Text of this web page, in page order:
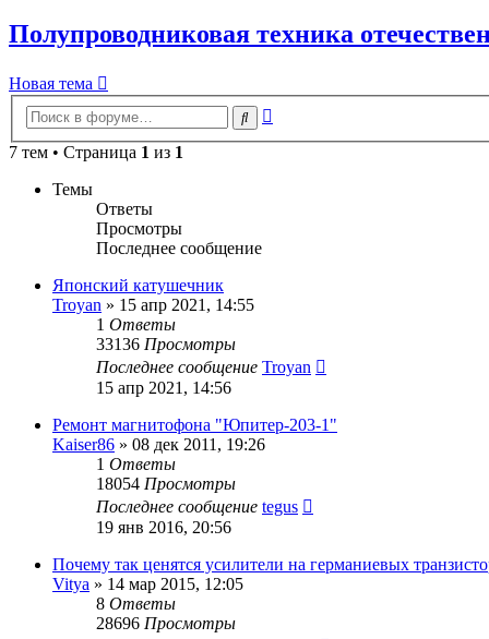
Полупроводниковая техника
Новая тема
Поиск
7 тем • Страница 1 из 1
Темы
Ответы
Просмотры
Последнее сообщение
Японский катушечник
Troyan » 15 апр 2021, 14:55
1 Ответы
33136 Просмотры
Последнее сообщение Troyan
15 апр 2021, 14:56
Ремонт магнитофона "Юпитер-203-1"
Kaiser86 » 08 дек 2011, 19:26
1 Ответы
18054 Просмотры
Последнее сообщение tegus
19 янв 2016, 20:56
Почему так ценятся усилители на германиевых
Vitya » 14 мар 2015, 12:05
8 Ответы
28696 Просмотры